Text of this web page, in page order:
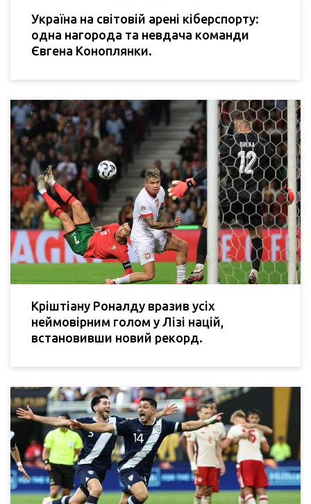
Україна на світовій арені кіберспорту:
одна нагорода та невдача команди
Євгена Коноплянки.
Кріштіану Роналду вразив усіх
неймовірним голом у Лізі націй,
встановивши новий рекорд.